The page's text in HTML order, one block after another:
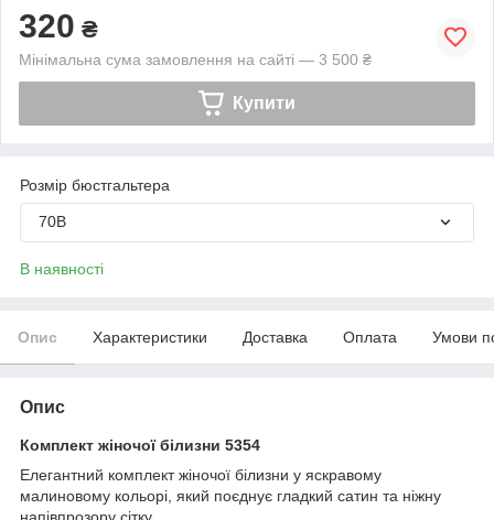
320 ₴
Мінімальна сума замовлення на сайті — 3 500 ₴
Купити
Розмір бюстгальтера
70B
В наявності
Опис Характеристики Доставка Оплата Умови
Опис
Комплект жіночої білизни 5354
Елегантний комплект жіночої білизни у яскравому
малиновому кольорі, який поєднує гладкий сатин та ніжну
напівпрозору сітку.